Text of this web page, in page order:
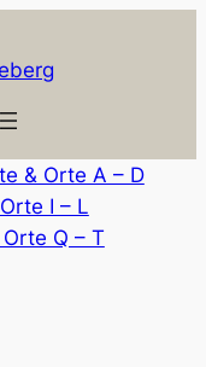
& Orte A – D
I – L
Q – T